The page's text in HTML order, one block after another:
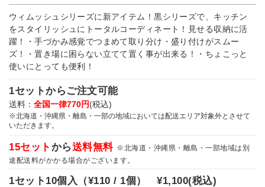
ウィムッシュシリーズに新アイテム！黒シリーズで、キッチン
をスタイリッシュにトータルコーディネート！見せる収納に活
躍！・手づかみ感覚でつまめて取り分け・盛り付けがスムー
ズ！・置き場に困らない立てて置く事が出来る！・ちょこっと
使いにとっても便利！
1セットからご注文可能
送料： 全国一律770円(税込)
※北海道・沖縄県・離島・一部の地域においては配送エリア対象外とさせて
いただきます。
15セット から送料無料 ※北海道・沖縄県・離島・一部地域は別
途配送料がかかる場合がございます。
1セット10個入（¥110 / 1個）¥1,100(税込)